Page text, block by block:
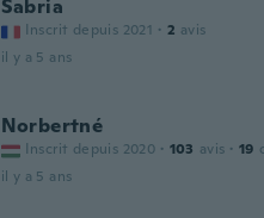
Sabria
Inscrit depuis 2021 · 2 avis
il y a 5 ans
Norbertné
Inscrit depuis 2020 · 103 avis · 19
il y a 5 ans